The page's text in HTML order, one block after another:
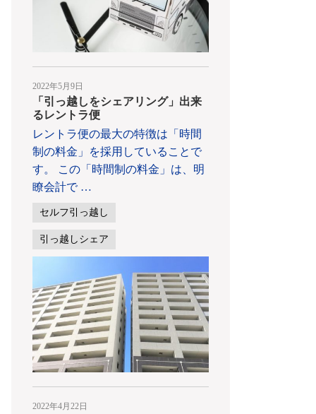
2022年5月9日
「引っ越しをシェアリング」出来
るレントラ便
レントラ便の最大の特徴は「時間
制の料金」を採用していることで
す。 この「時間制の料金」は、明
瞭会計で …
セルフ引っ越し
引っ越しシェア
2022年4月22日